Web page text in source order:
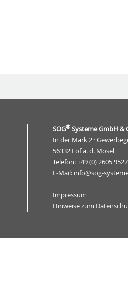
SOG® Systeme GmbH &
In der Mark 2 ·
56332 Löf a. d. Mosel
Telefon:+49 (0) 2605
E-Mail: info@sog-
Impressum
Hinweise zum